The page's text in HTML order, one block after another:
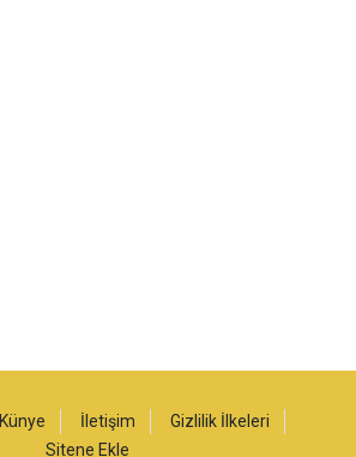
Künye İletişim
Gizlilik İlkeleri
Sitene Ekle